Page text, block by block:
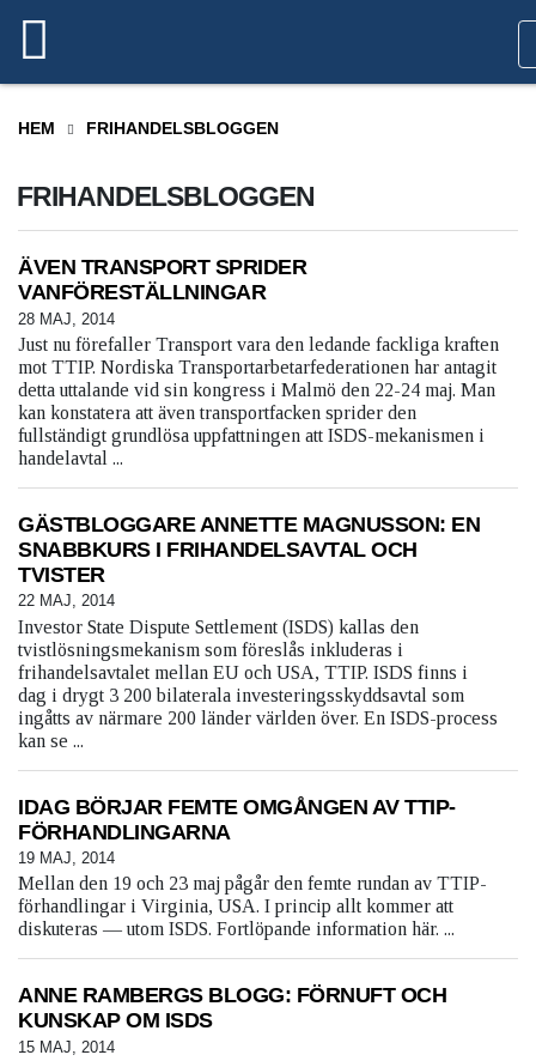
HEM FRIHANDELSBLOGGEN
FRIHANDELSBLOGGEN
ÄVEN TRANSPORT SPRIDER
VANFÖRESTÄLLNINGAR
28 MAJ, 2014
Just nu förefaller Transport vara den ledande fackliga kraften
mot TTIP. Nordiska Transportarbetarfederationen har antagit
detta uttalande vid sin kongress i Malmö den 22-24 maj. Man
kan konstatera att även transportfacken sprider den
fullständigt grundlösa uppfattningen att ISDS-mekanismen i
handelavtal ...
GÄSTBLOGGARE ANNETTE MAGNUSSON: EN
SNABBKURS I FRIHANDELSAVTAL OCH
TVISTER
22 MAJ, 2014
Investor State Dispute Settlement (ISDS) kallas den
tvistlösningsmekanism som föreslås inkluderas i
frihandelsavtalet mellan EU och USA, TTIP. ISDS finns i
dag i drygt 3 200 bilaterala investeringsskyddsavtal som
ingåtts av närmare 200 länder världen över. En ISDS-process
kan se ...
IDAG BÖRJAR FEMTE OMGÅNGEN AV TTIP-
FÖRHANDLINGARNA
19 MAJ, 2014
Mellan den 19 och 23 maj pågår den femte rundan av TTIP-
förhandlingar i Virginia, USA. I princip allt kommer att
diskuteras — utom ISDS. Fortlöpande information här. ...
ANNE RAMBERGS BLOGG: FÖRNUFT OCH
KUNSKAP OM ISDS
15 MAJ, 2014